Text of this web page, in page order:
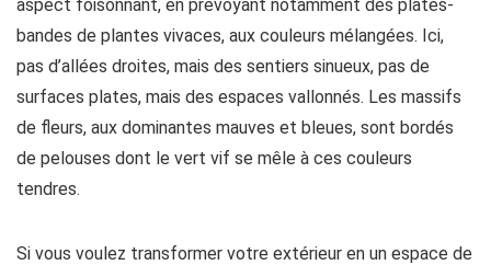
aspect foisonnant, en prévoyant notamment des plates-
bandes de plantes vivaces, aux couleurs mélangées. Ici,
pas d’allées droites, mais des sentiers sinueux, pas de
surfaces plates, mais des espaces vallonnés. Les massifs
de fleurs, aux dominantes mauves et bleues, sont bordés
de pelouses dont le vert vif se mêle à ces couleurs
tendres.
Si vous voulez transformer votre extérieur en un espace de